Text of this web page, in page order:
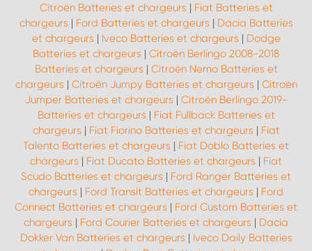
Citroën Batteries et chargeurs | Fiat Batteries et
chargeurs | Ford Batteries et chargeurs | Dacia Batteries
et chargeurs | Iveco Batteries et chargeurs | Dodge
Batteries et chargeurs | Citroën Berlingo 2008-2018
Batteries et chargeurs | Citroën Nemo Batteries et
chargeurs | Citroën Jumpy Batteries et chargeurs | Citroën
Jumper Batteries et chargeurs | Citroën Berlingo 2019-
Batteries et chargeurs | Fiat Fullback Batteries et
chargeurs | Fiat Fiorino Batteries et chargeurs | Fiat
Talento Batteries et chargeurs | Fiat Doblo Batteries et
chargeurs | Fiat Ducato Batteries et chargeurs | Fiat
Scudo Batteries et chargeurs | Ford Ranger Batteries et
chargeurs | Ford Transit Batteries et chargeurs | Ford
Connect Batteries et chargeurs | Ford Custom Batteries et
chargeurs | Ford Courier Batteries et chargeurs | Dacia
Dokker Van Batteries et chargeurs | Iveco Daily Batteries